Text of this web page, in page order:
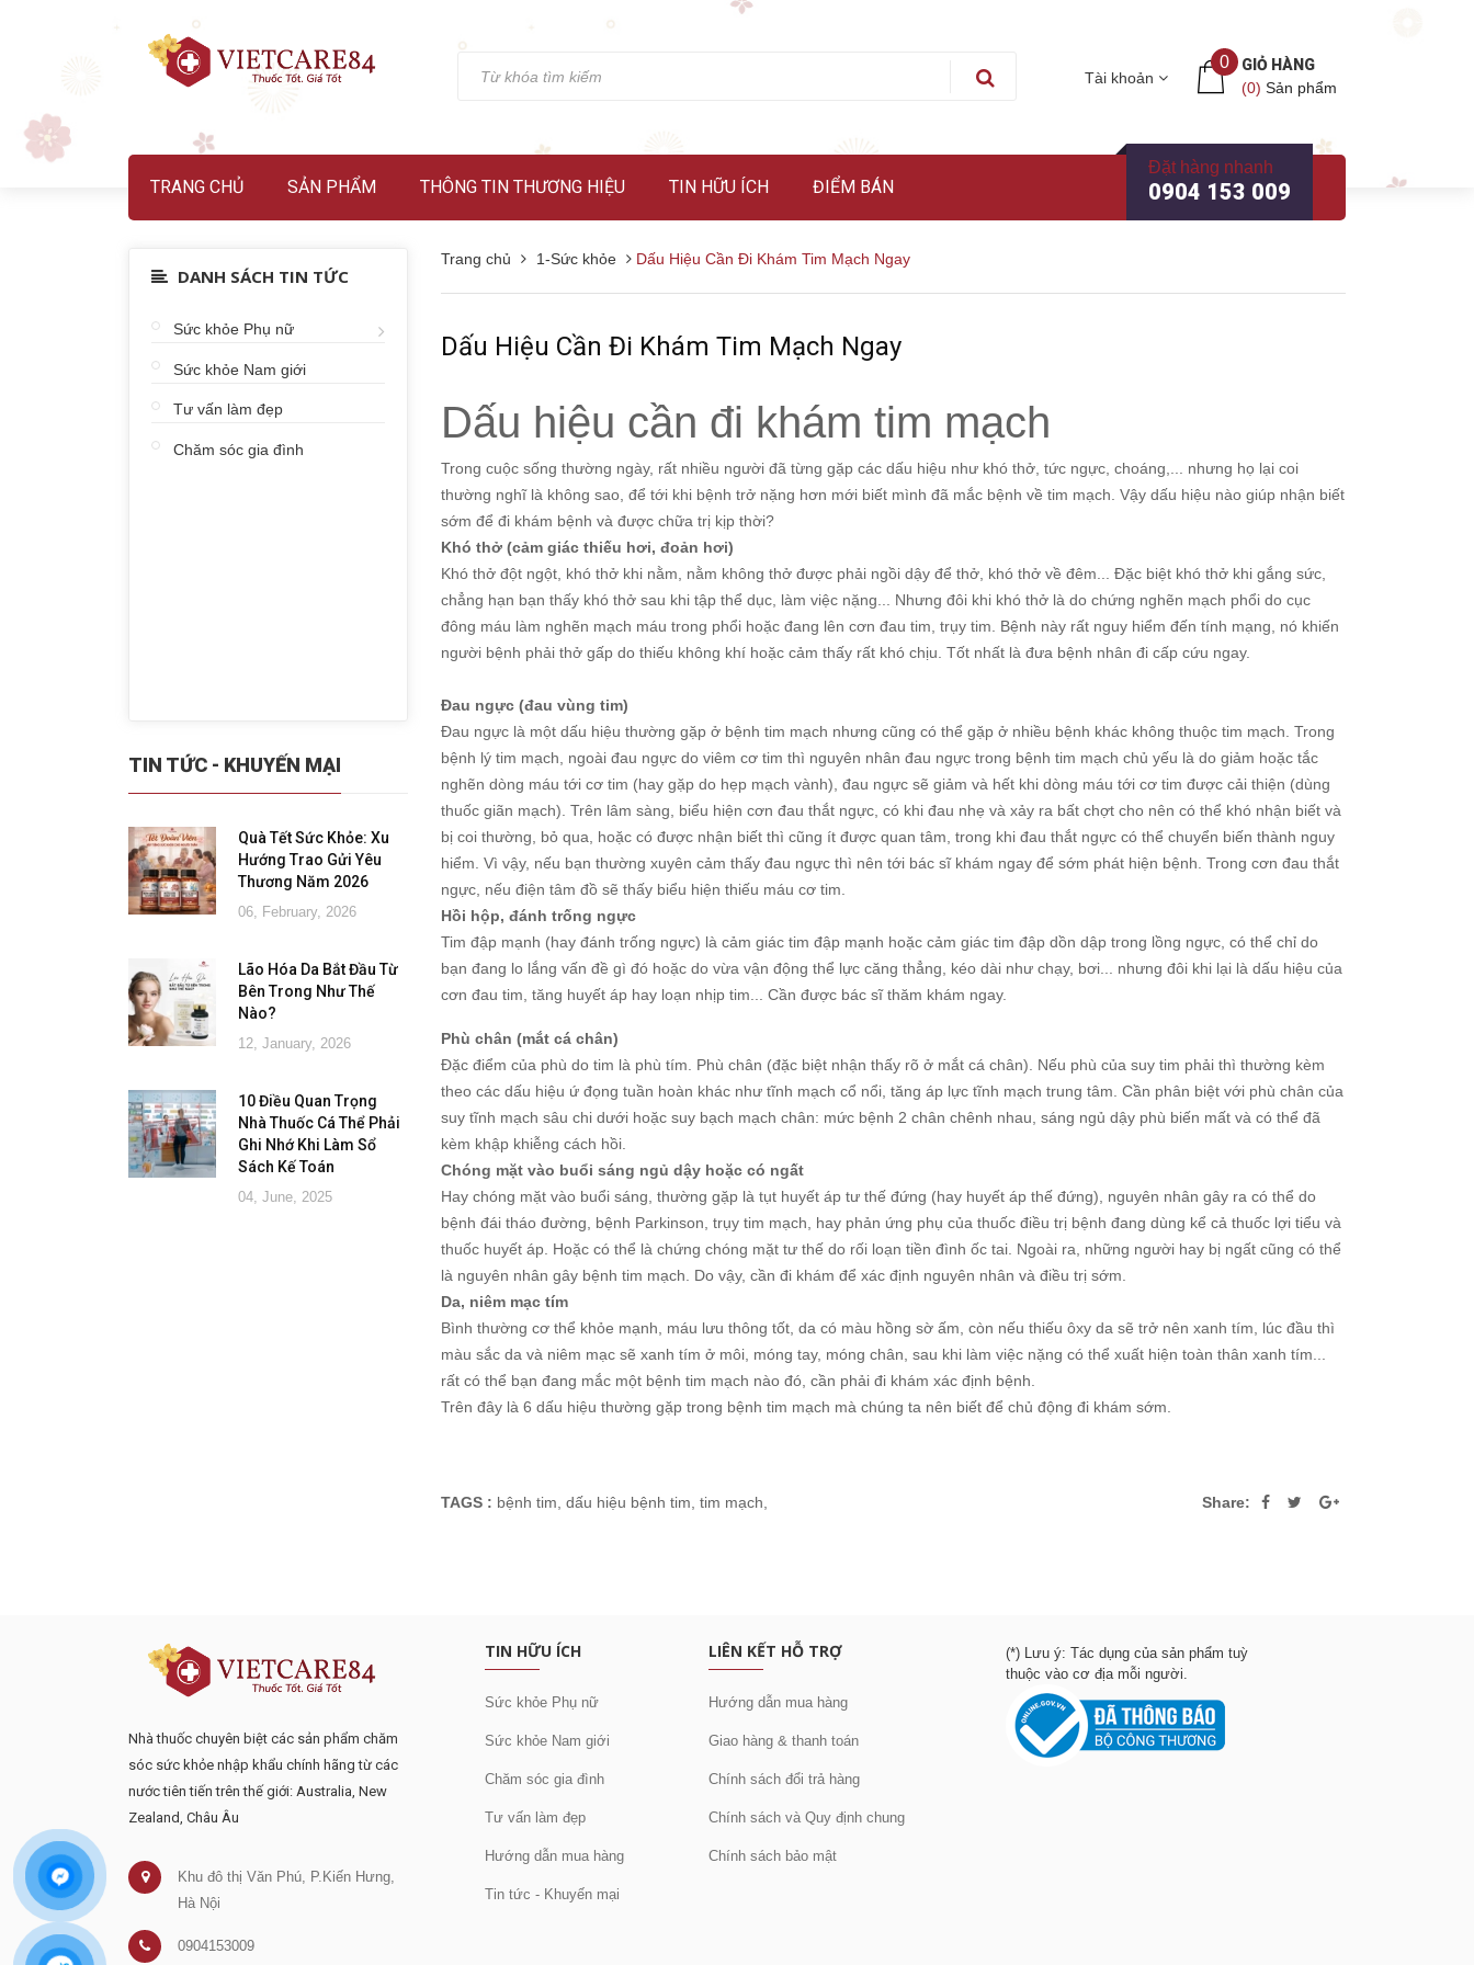
Tài khoản
0
GIỎ HÀNG
(0) Sản phẩm
TRANG CHỦ SẢN PHẨM THÔNG TIN THƯƠNG HIỆU TIN HỮU ÍCH ĐIỂM BÁN
Đặt hàng nhanh
0904 153 009
Trang chủ 1-Sức khỏe Dấu Hiệu Cần Đi Khám Tim Mạch Ngay
Dấu Hiệu Cần Đi Khám Tim Mạch Ngay
Dấu hiệu cần đi khám tim mạch
Trong cuộc sống thường ngày, rất nhiều người đã từng gặp các dấu hiệu như khó thở, tức ngực, choáng,... nhưng họ lại coi
thường nghĩ là không sao, để tới khi bệnh trở nặng hơn mới biết mình đã mắc bệnh về tim mạch. Vậy dấu hiệu nào giúp nhận biết
sớm để đi khám bệnh và được chữa trị kịp thời?
Khó thở (cảm giác thiếu hơi, đoản hơi)
Khó thở đột ngột, khó thở khi nằm, nằm không thở được phải ngồi dậy để thở, khó thở về đêm... Đặc biệt khó thở khi gắng sức,
chẳng hạn bạn thấy khó thở sau khi tập thể dục, làm việc nặng... Nhưng đôi khi khó thở là do chứng nghẽn mạch phổi do cục
đông máu làm nghẽn mạch máu trong phổi hoặc đang lên cơn đau tim, trụy tim. Bệnh này rất nguy hiểm đến tính mạng, nó khiến
người bệnh phải thở gấp do thiếu không khí hoặc cảm thấy rất khó chịu. Tốt nhất là đưa bệnh nhân đi cấp cứu ngay.
Đau ngực (đau vùng tim)
Đau ngực là một dấu hiệu thường gặp ở bệnh tim mạch nhưng cũng có thể gặp ở nhiều bệnh khác không thuộc tim mạch. Trong
bệnh lý tim mạch, ngoài đau ngực do viêm cơ tim thì nguyên nhân đau ngực trong bệnh tim mạch chủ yếu là do giảm hoặc tắc
nghẽn dòng máu tới cơ tim (hay gặp do hẹp mạch vành), đau ngực sẽ giảm và hết khi dòng máu tới cơ tim được cải thiện (dùng
thuốc giãn mạch). Trên lâm sàng, biểu hiện cơn đau thắt ngực, có khi đau nhẹ và xảy ra bất chợt cho nên có thể khó nhận biết và
bị coi thường, bỏ qua, hoặc có được nhận biết thì cũng ít được quan tâm, trong khi đau thắt ngực có thể chuyển biến thành nguy
hiểm. Vì vậy, nếu bạn thường xuyên cảm thấy đau ngực thì nên tới bác sĩ khám ngay để sớm phát hiện bệnh. Trong cơn đau thắt
ngực, nếu điện tâm đồ sẽ thấy biểu hiện thiếu máu cơ tim.
Hồi hộp, đánh trống ngực
Tim đập mạnh (hay đánh trống ngực) là cảm giác tim đập mạnh hoặc cảm giác tim đập dồn dập trong lồng ngực, có thể chỉ do
bạn đang lo lắng vấn đề gì đó hoặc do vừa vận động thể lực căng thẳng, kéo dài như chạy, bơi... nhưng đôi khi lại là dấu hiệu của
cơn đau tim, tăng huyết áp hay loạn nhịp tim... Cần được bác sĩ thăm khám ngay.
Phù chân (mắt cá chân)
Đặc điểm của phù do tim là phù tím. Phù chân (đặc biệt nhận thấy rõ ở mắt cá chân). Nếu phù của suy tim phải thì thường kèm
theo các dấu hiệu ứ đọng tuần hoàn khác như tĩnh mạch cổ nổi, tăng áp lực tĩnh mạch trung tâm. Cần phân biệt với phù chân của
suy tĩnh mạch sâu chi dưới hoặc suy bạch mạch chân: mức bệnh 2 chân chênh nhau, sáng ngủ dậy phù biến mất và có thể đã
kèm khập khiễng cách hồi.
Chóng mặt vào buổi sáng ngủ dậy hoặc có ngất
Hay chóng mặt vào buổi sáng, thường gặp là tụt huyết áp tư thế đứng (hay huyết áp thế đứng), nguyên nhân gây ra có thể do
bệnh đái tháo đường, bệnh Parkinson, trụy tim mạch, hay phản ứng phụ của thuốc điều trị bệnh đang dùng kể cả thuốc lợi tiểu và
thuốc huyết áp. Hoặc có thể là chứng chóng mặt tư thế do rối loạn tiền đình ốc tai. Ngoài ra, những người hay bị ngất cũng có thể
là nguyên nhân gây bệnh tim mạch. Do vậy, cần đi khám để xác định nguyên nhân và điều trị sớm.
Da, niêm mạc tím
Bình thường cơ thể khỏe mạnh, máu lưu thông tốt, da có màu hồng sờ ấm, còn nếu thiếu ôxy da sẽ trở nên xanh tím, lúc đầu thì
màu sắc da và niêm mạc sẽ xanh tím ở môi, móng tay, móng chân, sau khi làm việc nặng có thể xuất hiện toàn thân xanh tím...
rất có thể bạn đang mắc một bệnh tim mạch nào đó, cần phải đi khám xác định bệnh.
Trên đây là 6 dấu hiệu thường gặp trong bệnh tim mạch mà chúng ta nên biết để chủ động đi khám sớm.
TAGS : bệnh tim dấu hiệu bệnh tim tim mạch Share:
DANH SÁCH TIN TỨC
Sức khỏe Phụ nữ
Sức khỏe Nam giới
Tư vấn làm đẹp
Chăm sóc gia đình
TIN TỨC - KHUYẾN MẠI
Quà Tết Sức Khỏe: Xu
Hướng Trao Gửi Yêu
Thương Năm 2026
06, February, 2026
Lão Hóa Da Bắt Đầu Từ
Bên Trong Như Thế
Nào?
12, January, 2026
10 Điều Quan Trọng
Nhà Thuốc Cá Thể Phải
Ghi Nhớ Khi Làm Sổ
Sách Kế Toán
04, June, 2025
Nhà thuốc chuyên biệt các sản phẩm chăm
sóc sức khỏe nhập khẩu chính hãng từ các
nước tiên tiến trên thế giới: Australia, New
Zealand, Châu Âu
Khu đô thị Văn Phú, P.Kiến Hưng,
Hà Nội
0904153009
TIN HỮU ÍCH
Sức khỏe Phụ nữ
Sức khỏe Nam giới
Chăm sóc gia đình
Tư vấn làm đẹp
Hướng dẫn mua hàng
Tin tức - Khuyến mại
LIÊN KẾT HỖ TRỢ
Hướng dẫn mua hàng
Giao hàng & thanh toán
Chính sách đổi trả hàng
Chính sách và Quy định chung
Chính sách bảo mật
(*) Lưu ý: Tác dụng của sản phẩm tuỳ
thuộc vào cơ địa mỗi người.